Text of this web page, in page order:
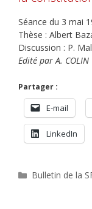
Séance du 3 mai
Thèse : Albert
Discussion : P.
Edité par A. COLIN
Partager :
E-mail
LinkedIn
Catégories
Bulletin de la